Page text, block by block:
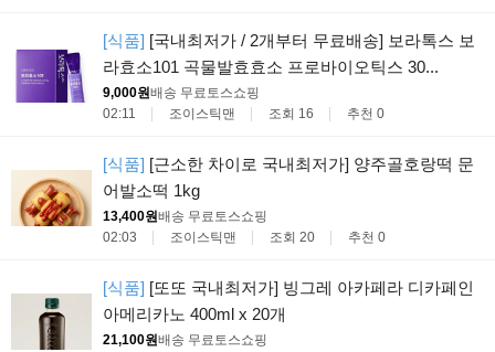
[식품] [국내최저가 / 2개부터 무료배송] 보라톡스 보
라효소101 곡물발효효소 프로바이오틱스 30...
9,000원배송 무료토스쇼핑
02:11
조이스틱맨 조회 16 추천 0
[식품] [근소한 차이로 국내최저가] 양주골호랑떡 문
어발소떡 1kg
13,400원배송 무료토스쇼핑
02:03
조이스틱맨 조회 20 추천 0
[식품] [또또 국내최저가] 빙그레 아카페라 디카페인
아메리카노 400ml x 20개
21,100원배송 무료토스쇼핑